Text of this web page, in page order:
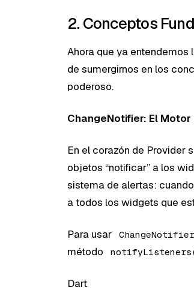
2. Conceptos
Ahora que ya entendemos
de sumergirnos en los
poderoso.
ChangeNotifier: El
En el corazón de Provider
objetos “notificar” a los
sistema de alertas:
a todos los widgets que
Para usar ChangeNotifier
método
Dart